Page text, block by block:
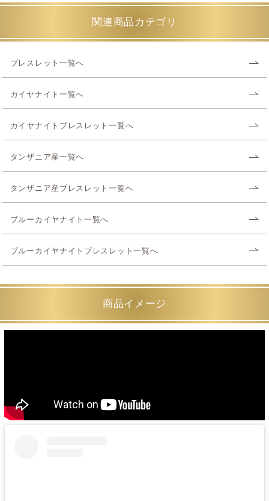
関連商品カテゴリ
ブレスレット一覧へ
カイヤナイト一覧へ
カイヤナイトブレスレット一覧へ
タンザニア産一覧へ
タンザニア産ブレスレット一覧へ
ブルーカイヤナイト一覧へ
ブルーカイヤナイトブレスレット一覧へ
商品イメージ